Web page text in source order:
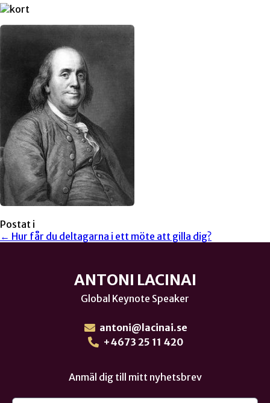
Postat i
← Hur får du deltagarna i ett möte att gilla dig?
ANTONI LACINAI
Global Keynote Speaker
antoni@lacinai.se
+4673 25 11 420
Anmäl dig till mitt nyhetsbrev